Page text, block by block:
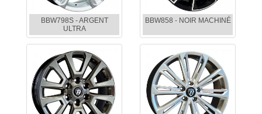
BBW798S - ARGENT
ULTRA
BBW858 - NOIR MACHINÉ